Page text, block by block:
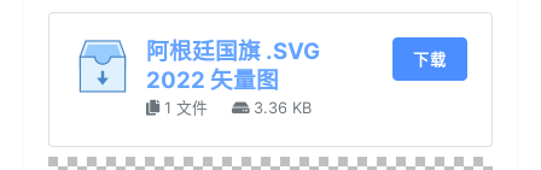
阿根廷国旗 .SVG
2022 矢量图
1 文件 3.36 KB
下载